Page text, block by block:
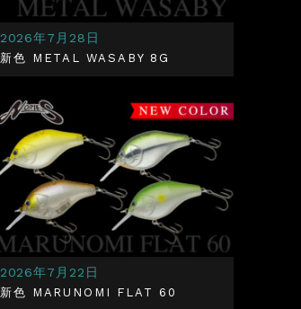
2026年7月28日
新色 METAL WASABY 8G
2026年7月22日
新色 MARUNOMI FLAT 60